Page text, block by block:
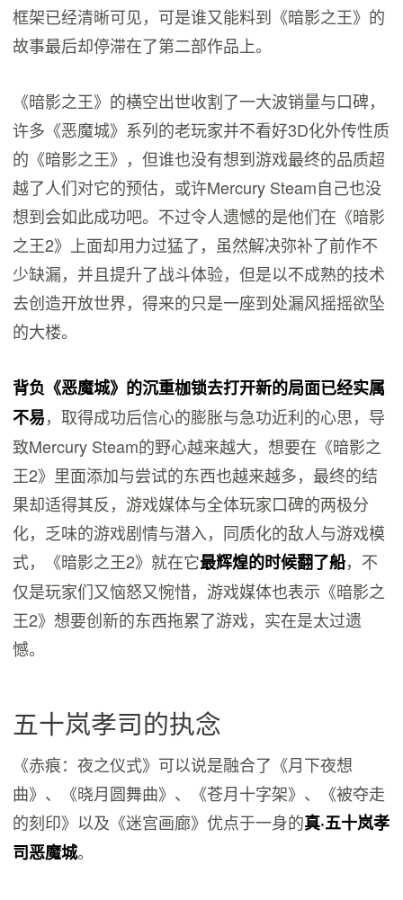
框架已经清晰可见，可是谁又能料到《暗影之王》的
故事最后却停滞在了第二部作品上。
《暗影之王》的横空出世收割了一大波销量与口碑，
许多《恶魔城》系列的老玩家并不看好3D化外传性质
的《暗影之王》，但谁也没有想到游戏最终的品质超
越了人们对它的预估，或许Mercury Steam自己也没
想到会如此成功吧。不过令人遗憾的是他们在《暗影
之王2》上面却用力过猛了，虽然解决弥补了前作不
少缺漏，并且提升了战斗体验，但是以不成熟的技术
去创造开放世界，得来的只是一座到处漏风摇摇欲坠
的大楼。
背负《恶魔城》的沉重枷锁去打开新的局面已经实属
不易，取得成功后信心的膨胀与急功近利的心思，导
致Mercury Steam的野心越来越大，想要在《暗影之
王2》里面添加与尝试的东西也越来越多，最终的结
果却适得其反，游戏媒体与全体玩家口碑的两极分
化，乏味的游戏剧情与潜入，同质化的敌人与游戏模
式，《暗影之王2》就在它最辉煌的时候翻了船，不
仅是玩家们又恼怒又惋惜，游戏媒体也表示《暗影之
王2》想要创新的东西拖累了游戏，实在是太过遗
憾。
五十岚孝司的执念
《赤痕：夜之仪式》可以说是融合了《月下夜想
曲》、《晓月圆舞曲》、《苍月十字架》、《被夺走
的刻印》以及《迷宫画廊》优点于一身的真·五十岚孝
司恶魔城。